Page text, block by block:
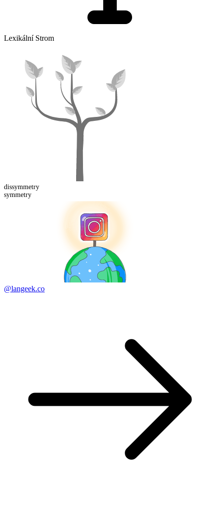
Lexikální Strom
dissymmetry
symmetry
@langeek.co